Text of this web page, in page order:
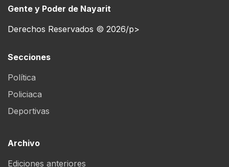
Gente y Poder de Nayarit
Derechos Reservados © 2026/p>
Secciones
Política
Policiaca
Deportivas
Archivo
Ediciones anteriores